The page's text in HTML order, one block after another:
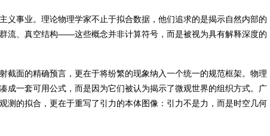
义事业。理论物理学家不止于拟合数据，他们追求的是揭示自然内部的
流、真空结构——这些概念并非计算符号，而是被视为具有解释深度的
截面的精确预言，更在于将纷繁的现象纳入一个统一的规范框架。物理
成一套可用公式，而是因为它们被认为揭示了微观世界的组织方式。广
的拟合，更在于重写了引力的本体图像：引力不是力，而是时空几何